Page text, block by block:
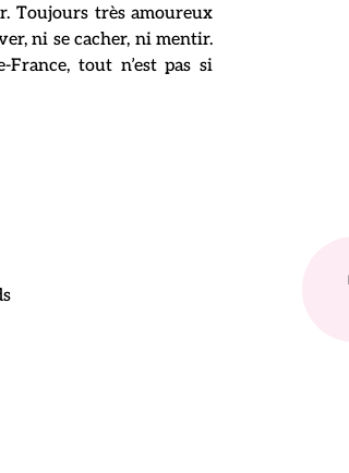
Toujours très amoureux
ni se cacher, ni mentir.
tout n’est pas si